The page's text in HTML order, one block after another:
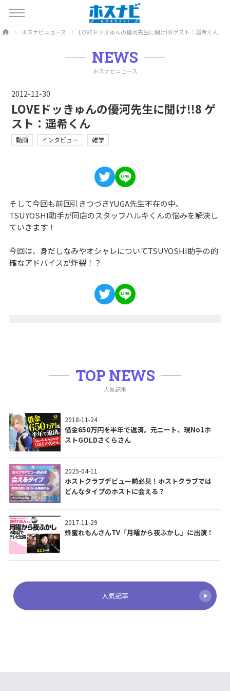
ホスナビニュース LOVEドッきゅんの優河先生に聞け!!8 ゲスト：遥希くん
NEWS
ホスナビニュース
2012-11-30
LOVEドッきゅんの優河先生に聞け!!8 ゲ
スト：遥希くん
動画 インタビュー 雑学
そして今回も前回引きつづきYUGA先生不在の中、
TSUYOSHI助手が同店のスタッフハルキくんの悩みを解決し
ていきます！
今回は、身だしなみやオシャレについてTSUYOSHI助手の的
確なアドバイスが炸裂！？
TOP NEWS
人気記事
2018-11-24
借金650万円を半年で返済。元ニート、現No1ホ
ストGOLDさくらさん
2025-04-11
ホストクラブデビュー前必見！ホストクラブでは
どんなタイプのホストに会える？
2017-11-29
蜂蜜れもんさんTV「月曜から夜ふかし」に出演！
人気記事